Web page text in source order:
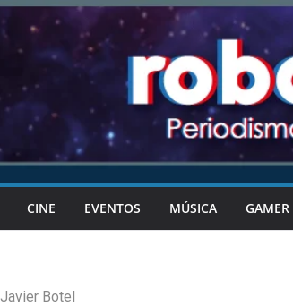
CINE EVENTOS MÚSICA GAMER
Javier Botel